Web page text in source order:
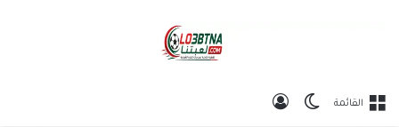
القائمة الوضع المظلم